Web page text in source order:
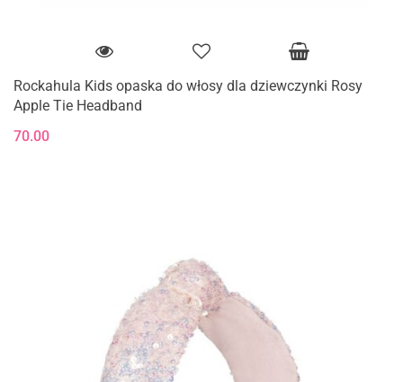
Rockahula Kids opaska do włosy dla dziewczynki Rosy
Apple Tie Headband
70.00